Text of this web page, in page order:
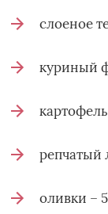
слоеное
куриный
репчатый
оливки –